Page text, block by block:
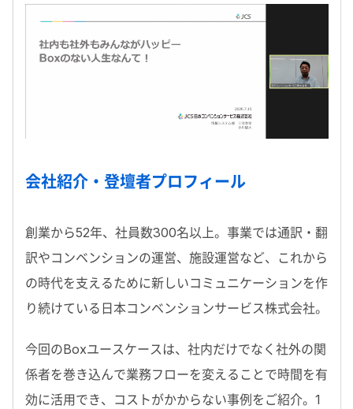
会社紹介・登壇者プロフィール
創業から52年、社員数300名以上。事業では通訳・翻
訳やコンベンションの運営、施設運営など、これから
の時代を支えるために新しいコミュニケーションを作
り続けている日本コンベンションサービス株式会社。
今回のBoxユースケースは、社内だけでなく社外の関
係者を巻き込んで業務フローを変えることで時間を有
効に活用でき、コストがかからない事例をご紹介。1